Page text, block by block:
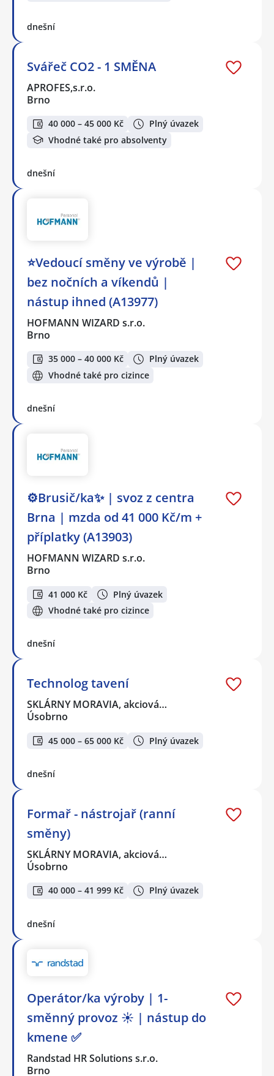
dnešní
Svářeč CO2 - 1 SMĚNA
APROFES,s.r.o.
Brno
40 000 – 45 000 Kč
Plný úvazek
Vhodné také pro absolventy
dnešní
⭐Vedoucí směny ve výrobě |
bez nočních a víkendů |
nástup ihned (A13977)
HOFMANN WIZARD s.r.o.
Brno
35 000 – 40 000 Kč
Plný úvazek
Vhodné také pro cizince
dnešní
⚙️Brusič/ka✨ | svoz z centra
Brna | mzda od 41 000 Kč/m +
příplatky (A13903)
HOFMANN WIZARD s.r.o.
Brno
41 000 Kč
Plný úvazek
Vhodné také pro cizince
dnešní
Technolog tavení
SKLÁRNY MORAVIA, akciová…
Úsobrno
45 000 – 65 000 Kč Plný úvazek
dnešní
Formař - nástrojař (ranní
směny)
SKLÁRNY MORAVIA, akciová…
Úsobrno
40 000 – 41 999 Kč Plný úvazek
dnešní
Operátor/ka výroby | 1-
směnný provoz ☀️ | nástup do
kmene ✅
Randstad HR Solutions s.r.o.
Brno